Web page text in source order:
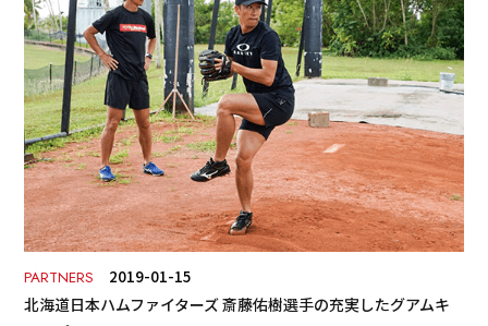
PARTNERS
2019-01-15
北海道日本ハムファイターズ 斎藤佑樹選手の充実したグアムキ